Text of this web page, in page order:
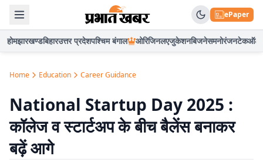
ePaper
होमझारखण्डबिहारउत्तर प्रदेशपश्चिम बंगाल ओरिजिनलएजुकेशनबिजनेसमनोरंजनटेकऑटो
Home Education Career Guidance
National Startup Day 2025 :
कॉलेज व स्टार्टअप के बीच बैलेंस बनाकर
बढ़ें आगे